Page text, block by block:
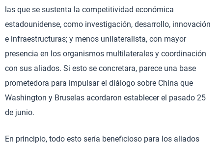
las que se sustenta la competitividad económica
estadounidense, como investigación, desarrollo, innovación
e infraestructuras; y menos unilateralista, con mayor
presencia en los organismos multilaterales y coordinación
con sus aliados. Si esto se concretara, parece una base
prometedora para impulsar el diálogo sobre China que
Washington y Bruselas acordaron establecer el pasado 25
de junio.
En principio, todo esto sería beneficioso para los aliados